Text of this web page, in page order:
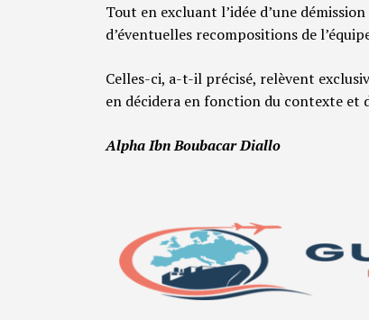
Tout en excluant l’idée d’une
d’éventuelles recompositions de
Celles-ci, a-t-il précisé, relèvent
en décidera en fonction du contexte et
Alpha Ibn Boubacar Diallo